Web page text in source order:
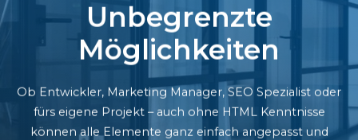
Unbegrenzte
Möglichkeiten
Ob Entwickler, Marketing Manager, SEO Spezialist oder
fürs eigene Projekt – auch ohne HTML Kenntnisse
können alle Elemente ganz einfach angepasst und